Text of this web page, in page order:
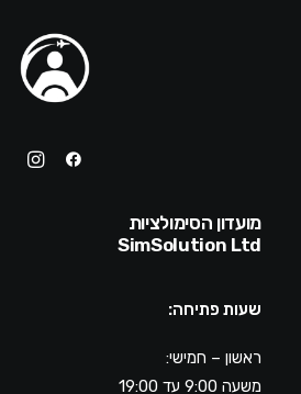
מועדון הסימולציות
SimSolution Ltd
שעות פתיחה:
ראשון – חמישי:
משעה 9:00 עד 19:00